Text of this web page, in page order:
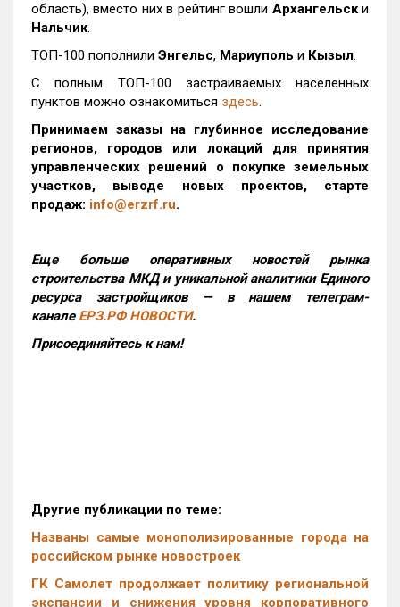
область), вместо них в рейтинг вошли Архангельски
Нальчик.
ТОП-100 пополнили Энгельс, Мариуполь и Кызыл.
С полным ТОП-100 застраиваемых населенных
пунктов можно ознакомиться здесь.
Принимаем заказы на глубинное исследование
регионов, городов или локаций для принятия
управленческих решений о покупке земельных
участков, выводе новых проектов, старте
продаж: info@erzrf.ru.
Еще больше оперативных новостей рынка
строительства МКД и уникальной аналитики Единого
ресурса застройщиков — в нашем телеграм-
канале ЕРЗ.РФ НОВОСТИ.
Присоединяйтесь к нам!
Другие публикации по теме:
Названы самые монополизированные города на
российском рынке новостроек
ГК Самолет продолжает политику региональной
экспансии и снижения уровня корпоративного